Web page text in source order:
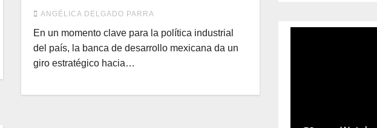
ANGÉLICA DELGADO PARRA
En un momento clave para la política industrial
del país, la banca de desarrollo mexicana da un
giro estratégico hacia…